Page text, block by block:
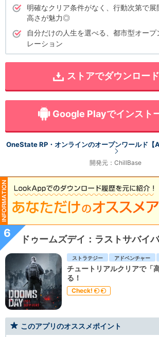
明確なクリア条件がなく、行動次第で
高さが魅力◎
自分だけの人生を選べる、都市型オー
レーション
ストアでダウンロー
Google Playでインスト
OneState RP・オンラインのオープンワールド【
開発元：ChillBase
6 ドゥームズデイ：ラストサバイ
ストラテジー アドベンチャー
チュートリアルクリアで「
る！
Check!
このアプリのオススメポイント